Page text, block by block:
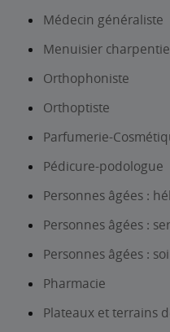
Médecin généraliste
Menuisier
Orthophoniste
Orthoptiste
Parfumerie-
Pédicure-podologue
Personnes âgées :
Personnes âgées :
Personnes âgées :
Pharmacie
Plateaux et terrains